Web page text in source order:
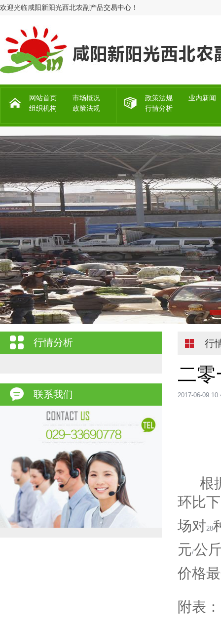
欢迎光临咸阳新阳光西北农副产品交易中心！
网站首页
市场概况
组织机构
政策法规
政策法规
业内新闻
行情分析
行情分析
联系我们
行
二
2017-06-09
根据
环比
场对28
元/公
价格
附表：